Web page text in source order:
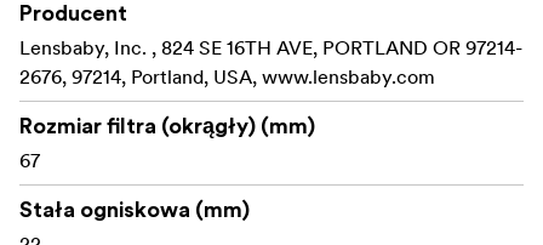
wyodrębnienia pojedynczego obiektu z otoczenia,
jednocześnie zbliżając się do obiektywu na odległość do
127 mm, aby oddzielić obiekt od tła.
Kluczowe specyfikacje Lensbaby Sweet 22
Podstawowy efekt: Spot of Focus
Producent
Lensbaby, Inc. , 824 SE 16TH AVE, PORTLAND OR 97214-
2676, 97214, Portland, USA, www.lensbaby.com
Rozmiar filtra (okrągły) (mm)
67
Stała ogniskowa (mm)